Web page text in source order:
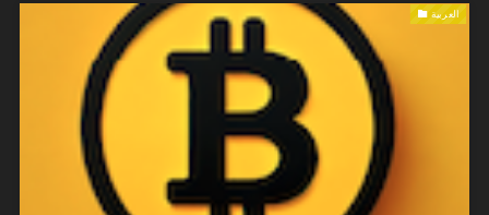
العربية